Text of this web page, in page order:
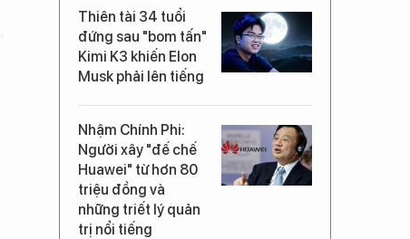
Thiên tài 34 tuổi
đứng sau "bom tấn"
Kimi K3 khiến Elon
Musk phải lên tiếng
Nhậm Chính Phi:
Người xây "đế chế
Huawei" từ hơn 80
triệu đồng và
những triết lý quản
trị nổi tiếng